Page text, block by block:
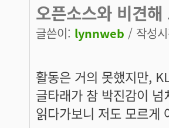
오픈소스와 비견
글쓴이: lynnweb / 작성
활동은 거의 못했지만,
글타래가 참 박진감이 넘
읽다가보니 저도 모르게